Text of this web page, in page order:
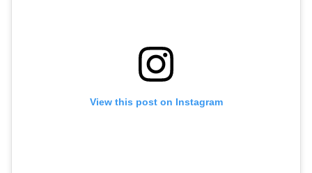
View this post on Instagram